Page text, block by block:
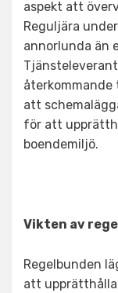
aspekt att
Reguljära
annorlunda än
att
för att
boendemiljö.
Vikten av
Regelbunden
att upprätthålla